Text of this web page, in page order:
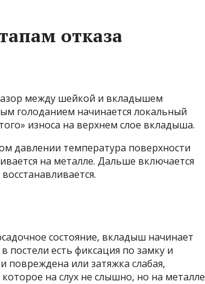
отказа
между шейкой и вкладышем
голоданием начинается локальный
износа на верхнем слое вкладыша.
давлении температура поверхности
на металле. Дальше включается
состояние, вкладыш начинает
постели есть фиксация по замку и
повреждена или затяжка слабая,
на слух не слышно, но на металле